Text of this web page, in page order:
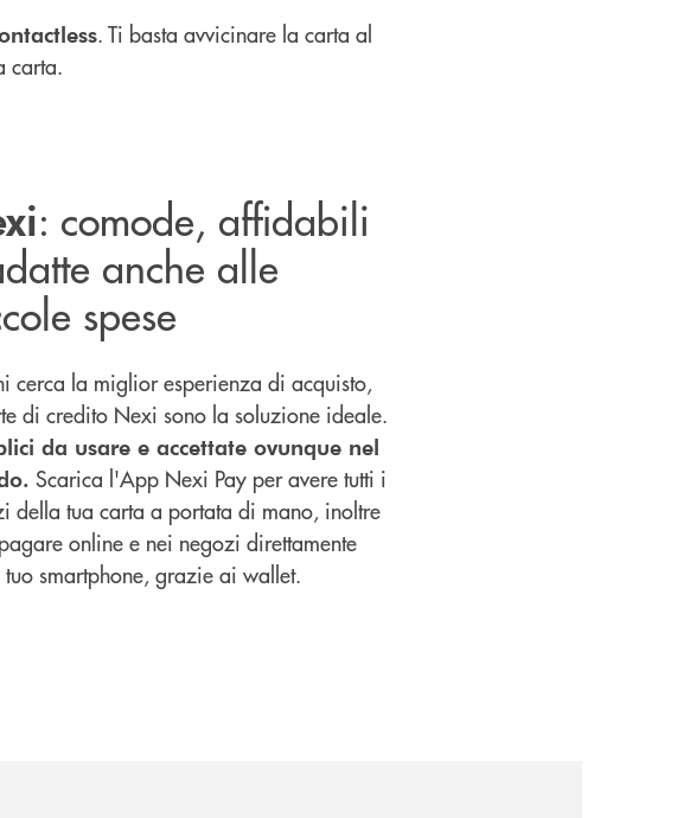
. Ti basta avvicinare la carta al
carta.
: comode, affidabili
anche alle
spese
cerca la miglior esperienza di acquisto,
di credito Nexi sono la soluzione ideale.
da usare e accettate ovunque nel
Scarica l'App Nexi Pay per avere tutti i
della tua carta a portata di mano, inoltre
online e nei negozi direttamente
smartphone, grazie ai wallet.